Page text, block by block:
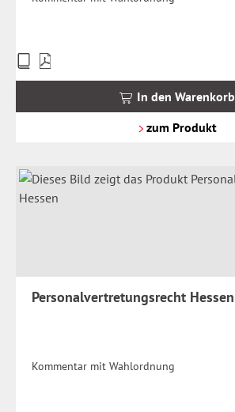
Preise
inkl.
In den Warenkorb
zum Produkt
Personalvertretungsrecht Hessen
Kommentar mit Wahlordnung